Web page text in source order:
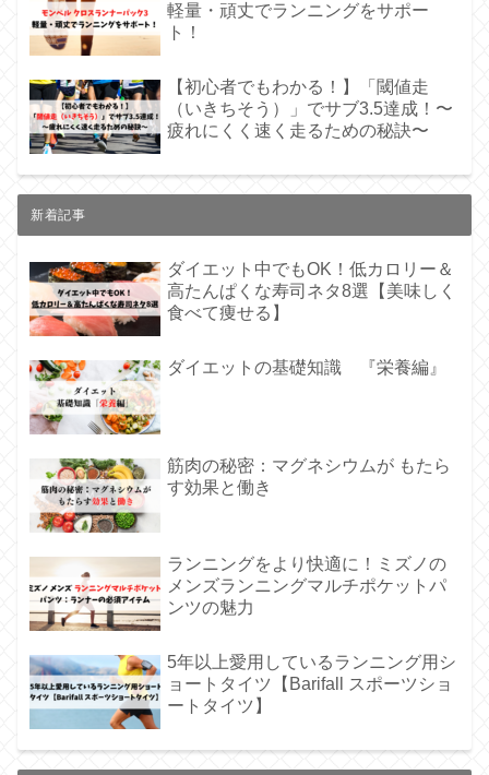
軽量・頑丈でランニングをサポー
ト！
【初心者でもわかる！】「閾値走
（いきちそう）」でサブ3.5達成！〜
疲れにくく速く走るための秘訣〜
新着記事
ダイエット中でもOK！低カロリー＆
高たんぱくな寿司ネタ8選【美味しく
食べて痩せる】
ダイエットの基礎知識 『栄養編』
筋肉の秘密：マグネシウムが もたら
す効果と働き
ランニングをより快適に！ミズノの
メンズランニングマルチポケットパ
ンツの魅力
5年以上愛用しているランニング用シ
ョートタイツ【Barifall スポーツショ
ートタイツ】